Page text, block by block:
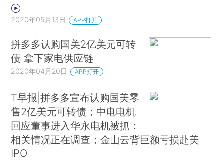
2020年05月13日 APP打开
拼多多认购国美2亿美元可转
债 拿下家电供应链
2020年04月20日 APP打开
T早报|拼多多宣布认购国美零
售2亿美元可转债；中电电机
回应董事进入华永电机被抓：
相关情况正在调查；金山云背巨额亏损赴美
IPO